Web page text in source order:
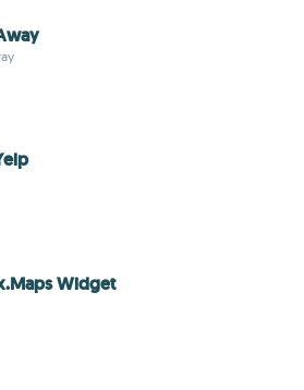
Widget